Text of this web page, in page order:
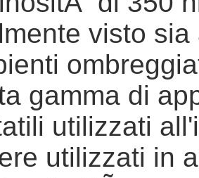
visto
gamma di
utilizzati
utilizzati in